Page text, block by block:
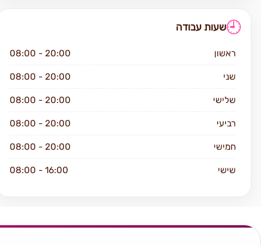
🕘שעות עבודה
ראשון 08:00 - 20:00
שני 08:00 - 20:00
שלישי 08:00 - 20:00
רביעי 08:00 - 20:00
חמישי 08:00 - 20:00
שישי 08:00 - 16:00